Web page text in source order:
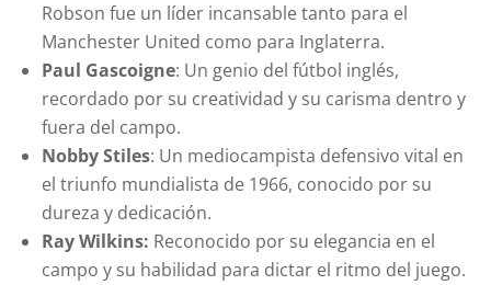
Robson fue un líder incansable tanto para el
Manchester United como para Inglaterra.
Paul Gascoigne: Un genio del fútbol inglés,
recordado por su creatividad y su carisma dentro y
fuera del campo.
Nobby Stiles: Un mediocampista defensivo vital en
el triunfo mundialista de 1966, conocido por su
dureza y dedicación.
Ray Wilkins: Reconocido por su elegancia en el
campo y su habilidad para dictar el ritmo del juego.